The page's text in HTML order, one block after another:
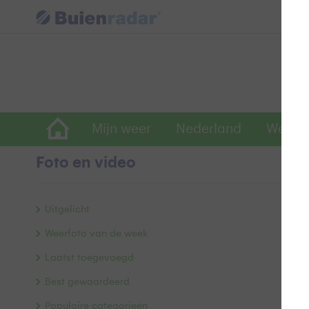
Mijn weer Nederland
Foto en video
Uitgelicht
Weerfoto van de week
Laatst toegevoegd
Best gewaardeerd
Populaire categorieën